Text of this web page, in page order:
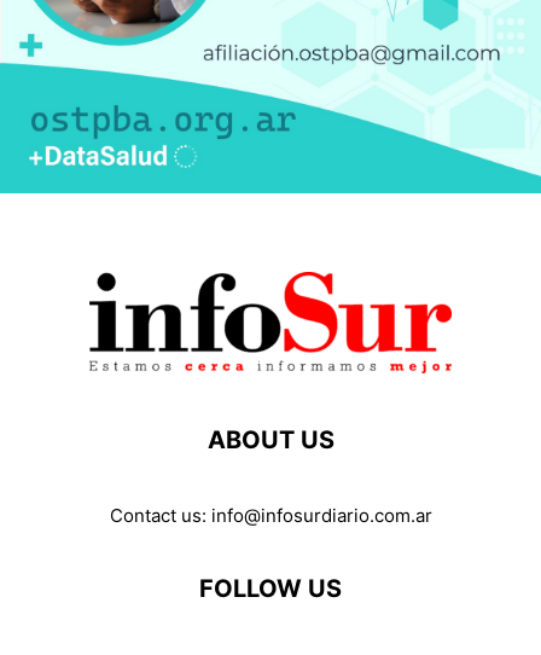
ABOUT US
Contact us: info@infosurdiario.com.ar
FOLLOW US